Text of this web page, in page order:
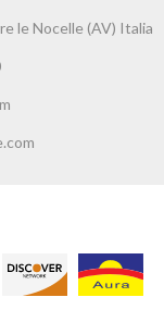
le Nocelle (AV) Italia